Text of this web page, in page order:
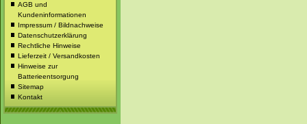
AGB und
Kundeninformationen
Impressum / Bildnachweise
Datenschutzerklärung
Rechtliche Hinweise
Lieferzeit / Versandkosten
Hinweise zur
Batterieentsorgung
Sitemap
Kontakt